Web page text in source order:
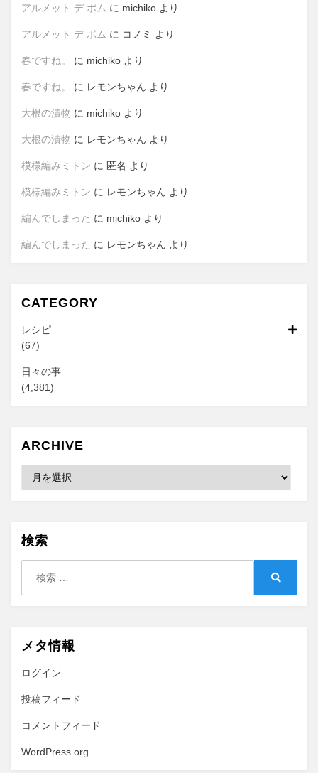
アルメット デ ポム に michiko より
アルメット デ ポム に コノミ より
春ですね。 に michiko より
春ですね。 に レモンちゃん より
大根の漬物 に michiko より
大根の漬物 に レモンちゃん より
模様編みミトン に 匿名 より
模様編みミトン に レモンちゃん より
編んでしまった に michiko より
編んでしまった に レモンちゃん より
CATEGORY
レシピ
(67)
日々の事
(4,381)
ARCHIVE
Archive
検索
メタ情報
ログイン
投稿フィード
コメントフィード
WordPress.org